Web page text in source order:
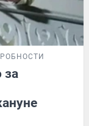
за